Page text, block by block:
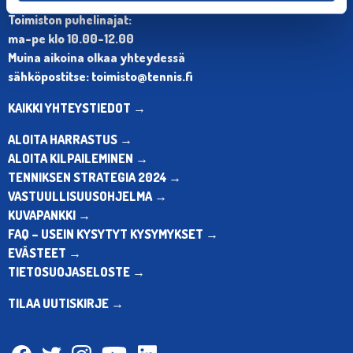
Toimiston puhelinajat:
ma-pe klo 10.00-12.00
Muina aikoina olkaa yhteydessä
sähköpostitse: toimisto@tennis.fi
KAIKKI YHTEYSTIEDOT →
ALOITA HARRASTUS →
ALOITA KILPAILEMINEN →
TENNIKSEN STRATEGIA 2024 →
VASTUULLISUUSOHJELMA →
KUVAPANKKI →
FAQ – USEIN KYSYTYT KYSYMYKSET →
EVÄSTEET →
TIETOSUOJASELOSTE →
TILAA UUTISKIRJE →